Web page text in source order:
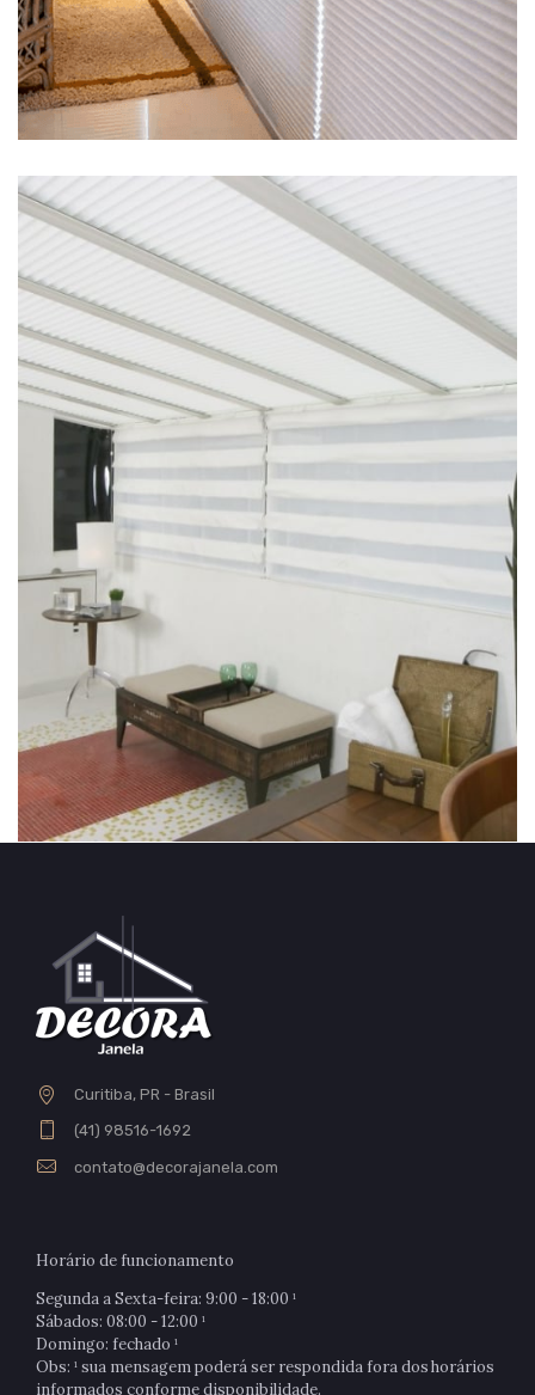
Cortina Plissada
Cortina PlissadaCom formas dinâmicas em seu desenho e a
delicada ondulação nos seus tons a Cortina Plissada faz da
simplicidade um conceito único para complementar de forma
impecável seu estilo de decoração. Além disso, ela é feita de um
tecido extremamente leve e discreto, ainda assim oferecendo a
proteção direta contra os raios de sol, permitindo tênue
iluminação natural no interior do cômodo. Sua instalação é
simples e de acionamento leve. Seus movimentos para cima ou
para baixo possibilitam parar na altura desejada, garantindo
assim um controle da luminosidade e privacidade. Entre em
contato e agende sua visita agora para…
Curitiba, PR - Brasil
(41) 98516-1692
contato@decorajanela.com
Horário de funcionamento
Segunda a Sexta-feira: 9:00 - 18:00 ¹
Sábados: 08:00 - 12:00 ¹
Domingo: fechado ¹
Obs: ¹ sua mensagem poderá ser respondida fora dos horários
informados conforme disponibilidade.